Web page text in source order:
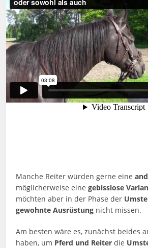
Manche Reiter würden gerne eine
möglicherweise einegebisslose
möchten aber in der Phase der
gewohnte Ausrüstung nicht missen.
Am besten wäre es, zunächst beides
haben, um Pferd und Reiter die